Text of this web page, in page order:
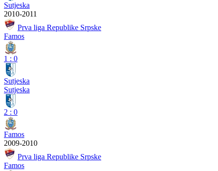
Sutjeska
2010-2011
Prva liga Republike Srpske
Famos
1 : 0
Sutjeska
Sutjeska
2 : 0
Famos
2009-2010
Prva liga Republike Srpske
Famos